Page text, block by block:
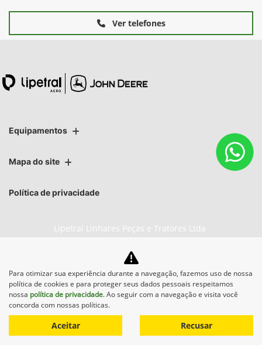
Ver telefones
Equipamentos
Mapa do site
Política de privacidade
Lipetral Linhares Peças e Tratores Ltda
CNPJ: 27.733.195/0003-05
No trânsito, enxergar o outro
salva vidas.
Para otimizar sua experiência durante a navegação, fazemos uso de nossa
política de cookies e para proteger seus dados pessoais respeitamos
nossa política de privacidade. Ao seguir com a navegação e visita você
concorda com nossas políticas.
Aceitar Recusar